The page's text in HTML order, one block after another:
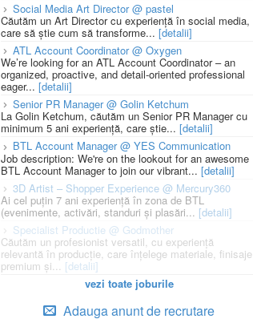
Social Media Art Director @ pastel
Căutăm un Art Director cu experiență în social media,
care să știe cum să transforme... [detalii]
ATL Account Coordinator @ Oxygen
We’re looking for an ATL Account Coordinator – an
organized, proactive, and detail-oriented professional
eager... [detalii]
Senior PR Manager @ Golin Ketchum
La Golin Ketchum, căutăm un Senior PR Manager cu
minimum 5 ani experiență, care știe... [detalii]
BTL Account Manager @ YES Communication
Job description: We're on the lookout for an awesome
BTL Account Manager to join our vibrant... [detalii]
3D Artist – Shopper Experience @ Mercury360
Ai cel puțin 7 ani experiență în zona de BTL
(evenimente, activări, standuri și plasări... [detalii]
Specialist Productie @ Godmother
Căutăm un profesionist versatil, cu experiență
relevantă în producție, care înțelege materiale, finisaje
premium și... [detalii]
vezi toate joburile
Adauga anunt de recrutare